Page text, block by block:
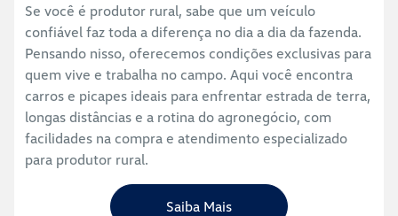
Se você é produtor rural, sabe que um veículo
confiável faz toda a diferença no dia a dia da fazenda.
Pensando nisso, oferecemos condições exclusivas para
quem vive e trabalha no campo. Aqui você encontra
carros e picapes ideais para enfrentar estrada de terra,
longas distâncias e a rotina do agronegócio, com
facilidades na compra e atendimento especializado
para produtor rural.
Saiba Mais